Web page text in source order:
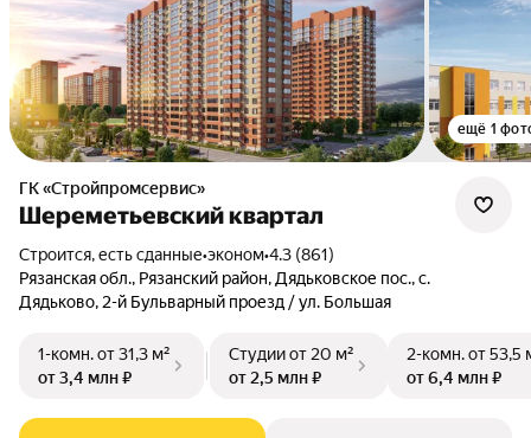
ещё 1
ГК «Стройпромсервис»
Шереметьевский квартал
Строится, есть сданные•эконом•4.3 (861)
Рязанская обл., Рязанский район, Дядьковское пос., с.
Дядьково, 2-й Бульварный проезд / ул. Большая
1-комн.от 31,3 м²
от 3,4 млн ₽
Студииот 20 м²
от 2,5 млн ₽
2-комн.от 53,5
от 6,4 млн ₽